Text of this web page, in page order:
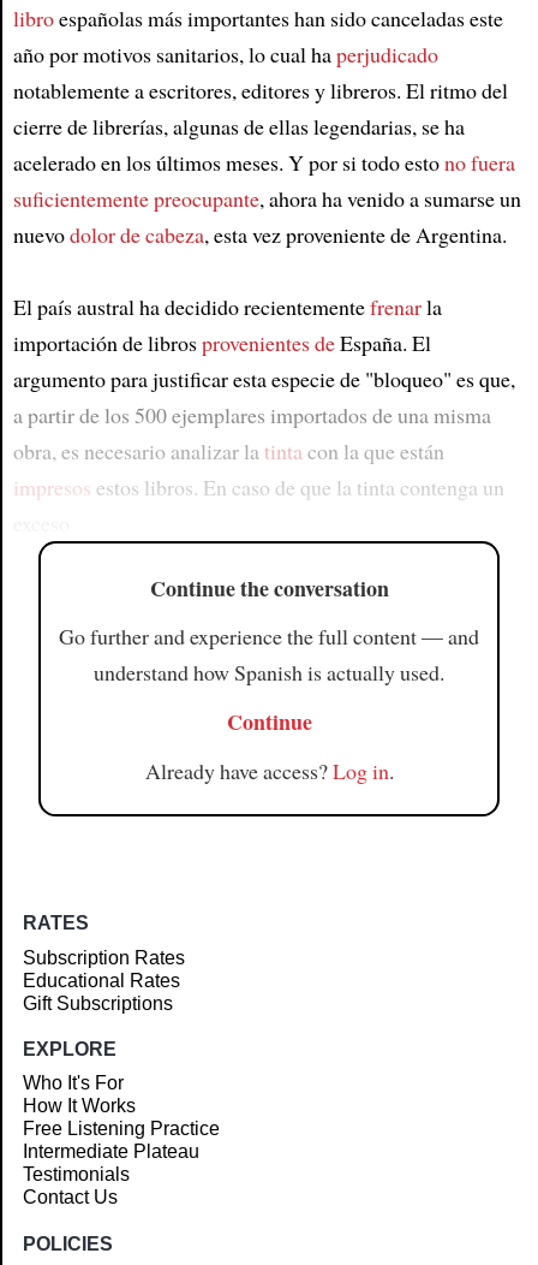
libroespañolas más importantes han sido canceladas este
año por motivos sanitarios, lo cual haperjudicado
notablemente a escritores, editores y libreros. El ritmo del
cierre de librerías, algunas de ellas legendarias, se ha
acelerado en los últimos meses. Y por si todo estono fuera
suficientemente preocupante, ahora ha venido a sumarse un
nuevodolor de cabeza, esta vez proveniente de Argentina.
El país austral ha decidido recientementefrenarla
importación de librosprovenientes deEspaña. El
argumento para justificar esta especie de "bloqueo" es que,
a partir de los 500 ejemplares importados de una misma
obra, es necesario analizar latintacon la que están
impresos estos libros. En caso de que la tinta contenga un
Continue the conversation
Go further and experience the full content — and
understand how Spanish is actually used.
Continue
Already have access?Log in.
RATES
Subscription Rates
Educational Rates
Gift Subscriptions
EXPLORE
Who It's For
How It Works
Free Listening Practice
Intermediate Plateau
Testimonials
Contact Us
POLICIES